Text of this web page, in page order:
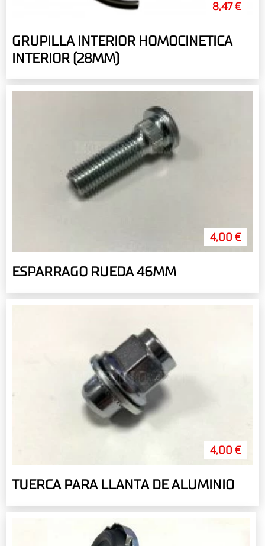
8,47 €
GRUPILLA INTERIOR HOMOCINETICA
INTERIOR (28MM)
4,00 €
ESPARRAGO RUEDA 46MM
4,00 €
TUERCA PARA LLANTA DE ALUMINIO